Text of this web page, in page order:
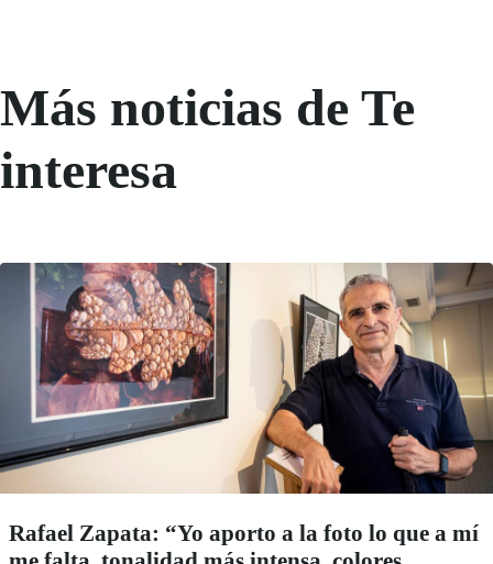
Más noticias de Te
interesa
Rafael Zapata: “Yo aporto a la foto lo que a mí